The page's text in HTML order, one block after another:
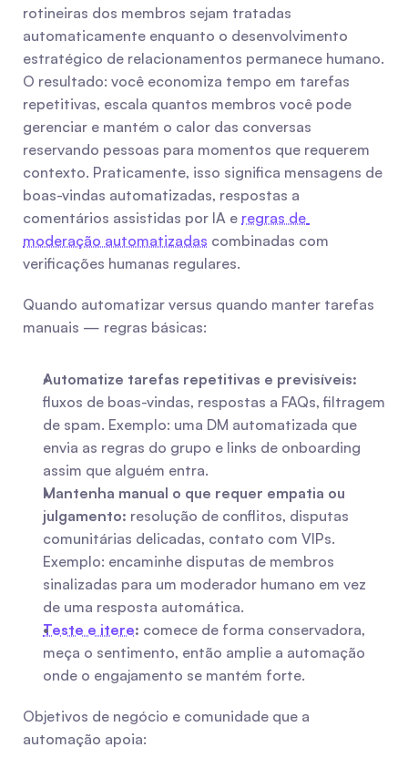
rotineiras dos membros sejam tratadas
automaticamente enquanto o desenvolvimento
estratégico de relacionamentos permanece humano.
O resultado: você economiza tempo em tarefas
repetitivas, escala quantos membros você pode
gerenciar e mantém o calor das conversas
reservando pessoas para momentos que requerem
contexto. Praticamente, isso significa mensagens de
boas-vindas automatizadas, respostas a
comentários assistidas por IA e regras de
moderação automatizadas combinadas com
verificações humanas regulares.
Quando automatizar versus quando manter tarefas
manuais — regras básicas:
Automatize tarefas repetitivas e previsíveis:
fluxos de boas-vindas, respostas a FAQs, filtragem
de spam. Exemplo: uma DM automatizada que
envia as regras do grupo e links de onboarding
assim que alguém entra.
Mantenha manual o que requer empatia ou
julgamento: resolução de conflitos, disputas
comunitárias delicadas, contato com VIPs.
Exemplo: encaminhe disputas de membros
sinalizadas para um moderador humano em vez
de uma resposta automática.
Teste e itere: comece de forma conservadora,
meça o sentimento, então amplie a automação
onde o engajamento se mantém forte.
Objetivos de negócio e comunidade que a
automação apoia: